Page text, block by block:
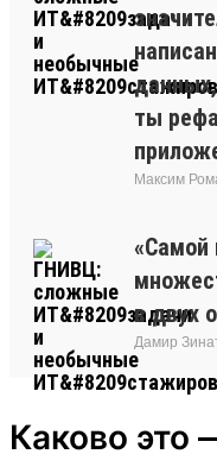
ты
Максим
«Самой
в двух
Дамир
Каково это